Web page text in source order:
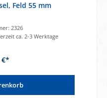
Feld 55 mm
2326
ca. 2-3 Werktage
€*